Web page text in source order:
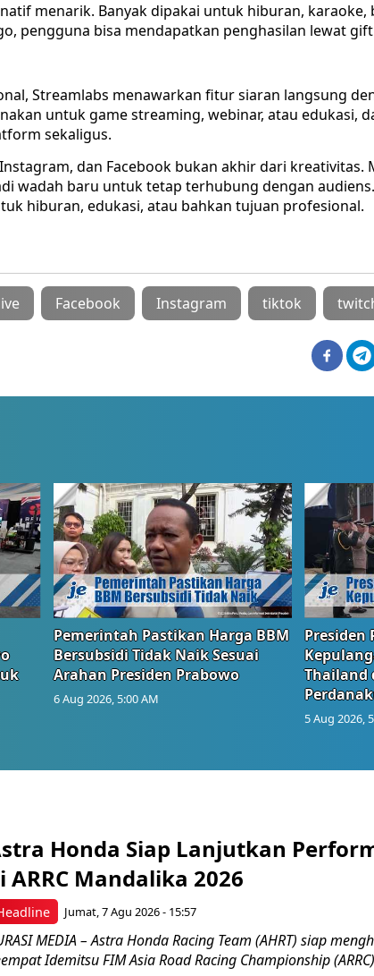
menarik. Banyak dipakai untuk hiburan, karaoke,
pengguna bisa mendapatkan penghasilan lewat
Streamlabs menawarkan fitur siaran langsung
untuk game streaming, webinar, atau edukasi,
sekaligus.
dan Facebook bukan akhir dari kreativitas.
wadah baru untuk tetap terhubung dengan
hiburan, edukasi, atau bahkan tujuan profesional.
Facebook Instagram tiktok
Pemerintah Pastikan Harga BBM
Bersubsidi Tidak Naik Sesuai
Arahan Presiden Prabowo
6 Aug 2026, 5:00 AM
Presiden
Thailand
5 Aug 2026,
Honda Siap Lanjutkan
ARRC Mandalika 2026
Jumat, 7 Agu 2026 - 15:57
MEDIA – Astra Honda Racing Team (AHRT) siap
Idemitsu FIM Asia Road Racing Championship